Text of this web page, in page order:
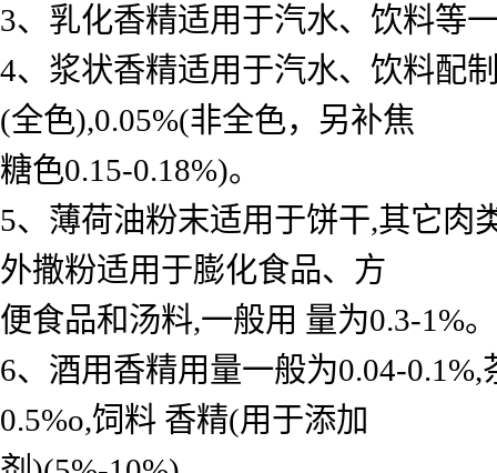
3、乳化香精适用于汽水、饮料等
4、浆状香精适用于汽水、饮料配
(全色),0.05%(非全色，另补焦
糖色0.15-0.18%)。
5、薄荷油粉末适用于饼干,其它肉
外撒粉适用于膨化食品、方
便食品和汤料,一般用 量为0.3-1%。
6、酒用香精用量一般为0.04-
0.5%o,饲料 香精(用于添加